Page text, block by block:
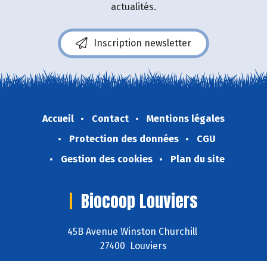
actualités.
Inscription newsletter
Accueil Contact
Mentions légales
Protection des données
CGU
Gestion des cookies
Plan du site
Biocoop Louviers
45B Avenue Winston Churchill
27400 Louviers